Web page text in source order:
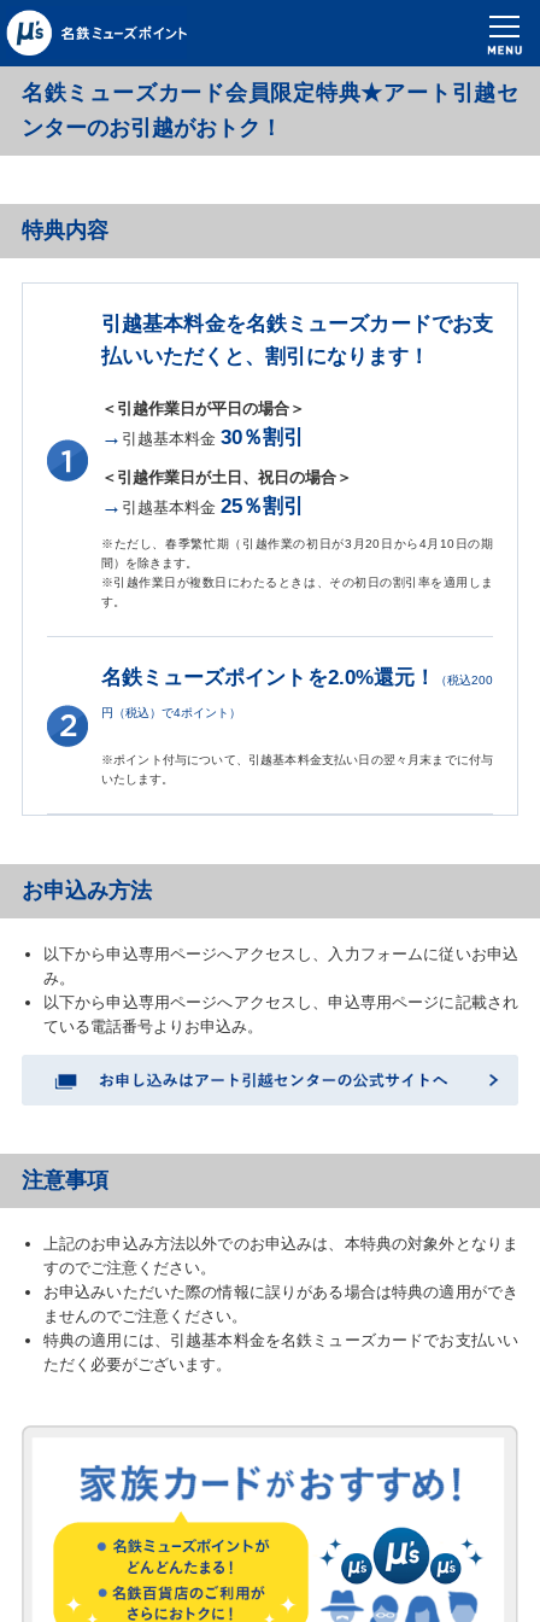
名鉄ミューズカード会員限定特典★アート引越セ
ンターのお引越がおトク！
特典内容
引越基本料金を名鉄ミューズカードでお支
払いいただくと、割引になります！
＜引越作業日が平日の場合＞
→ 引越基本料金30％割引
＜引越作業日が土日、祝日の場合＞
→ 引越基本料金25％割引
※ただし、春季繁忙期（引越作業の初日が3月20日から4月10日の期
間）を除きます。
※引越作業日が複数日にわたるときは、その初日の割引率を適用しま
す。
名鉄ミューズポイントを2.0%還元！ （税込200
円（税込）で4ポイント）
※ポイント付与について、引越基本料金支払い日の翌々月末までに付与
いたします。
お申込み方法
以下から申込専用ページへアクセスし、入力フォームに従いお申込
み。
以下から申込専用ページへアクセスし、申込専用ページに記載され
ている電話番号よりお申込み。
注意事項
上記のお申込み方法以外でのお申込みは、本特典の対象外となりま
すのでご注意ください。
お申込みいただいた際の情報に誤りがある場合は特典の適用ができ
ませんのでご注意ください。
特典の適用には、引越基本料金を名鉄ミューズカードでお支払いい
ただく必要がございます。